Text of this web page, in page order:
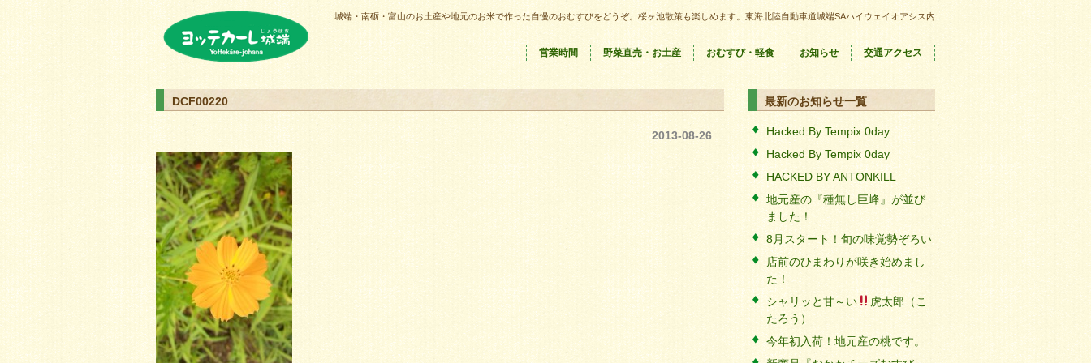
城端・南砺・富山のお土産や地元のお米で作った自慢のおむすびをどうぞ。桜ヶ池散策も楽しめます。東海北陸自動車道城端SAハイウェイオアシス内
営業時間 野菜直売・お土産 おむすび・軽食 お知らせ 交通アクセス
DCF00220
2013-08-26
最新のお知らせ一覧
Hacked By Tempix 0day
Hacked By Tempix 0day
HACKED BY ANTONKILL
地元産の『種無し巨峰』が並び
ました！
8月スタート！旬の味覚勢ぞろい
店前のひまわりが咲き始めまし
た！
シャリッと甘～い
虎太郎（こ
たろう）
今年初入荷！地元産の桃です。